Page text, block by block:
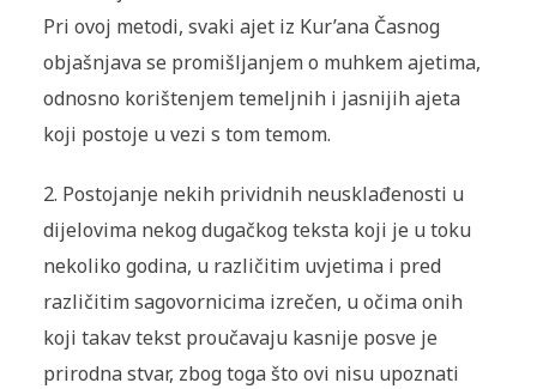
Pri ovoj metodi, svaki ajet iz Kur’ana Časnog
objašnjava se promišljanjem o muhkem ajetima,
odnosno korištenjem temeljnih i jasnijih ajeta
koji postoje u vezi s tom temom.
2. Postojanje nekih prividnih neusklađenosti u
dijelovima nekog dugačkog teksta koji je u toku
nekoliko godina, u različitim uvjetima i pred
različitim sagovornicima izrečen, u očima onih
koji takav tekst proučavaju kasnije posve je
prirodna stvar, zbog toga što ovi nisu upoznati